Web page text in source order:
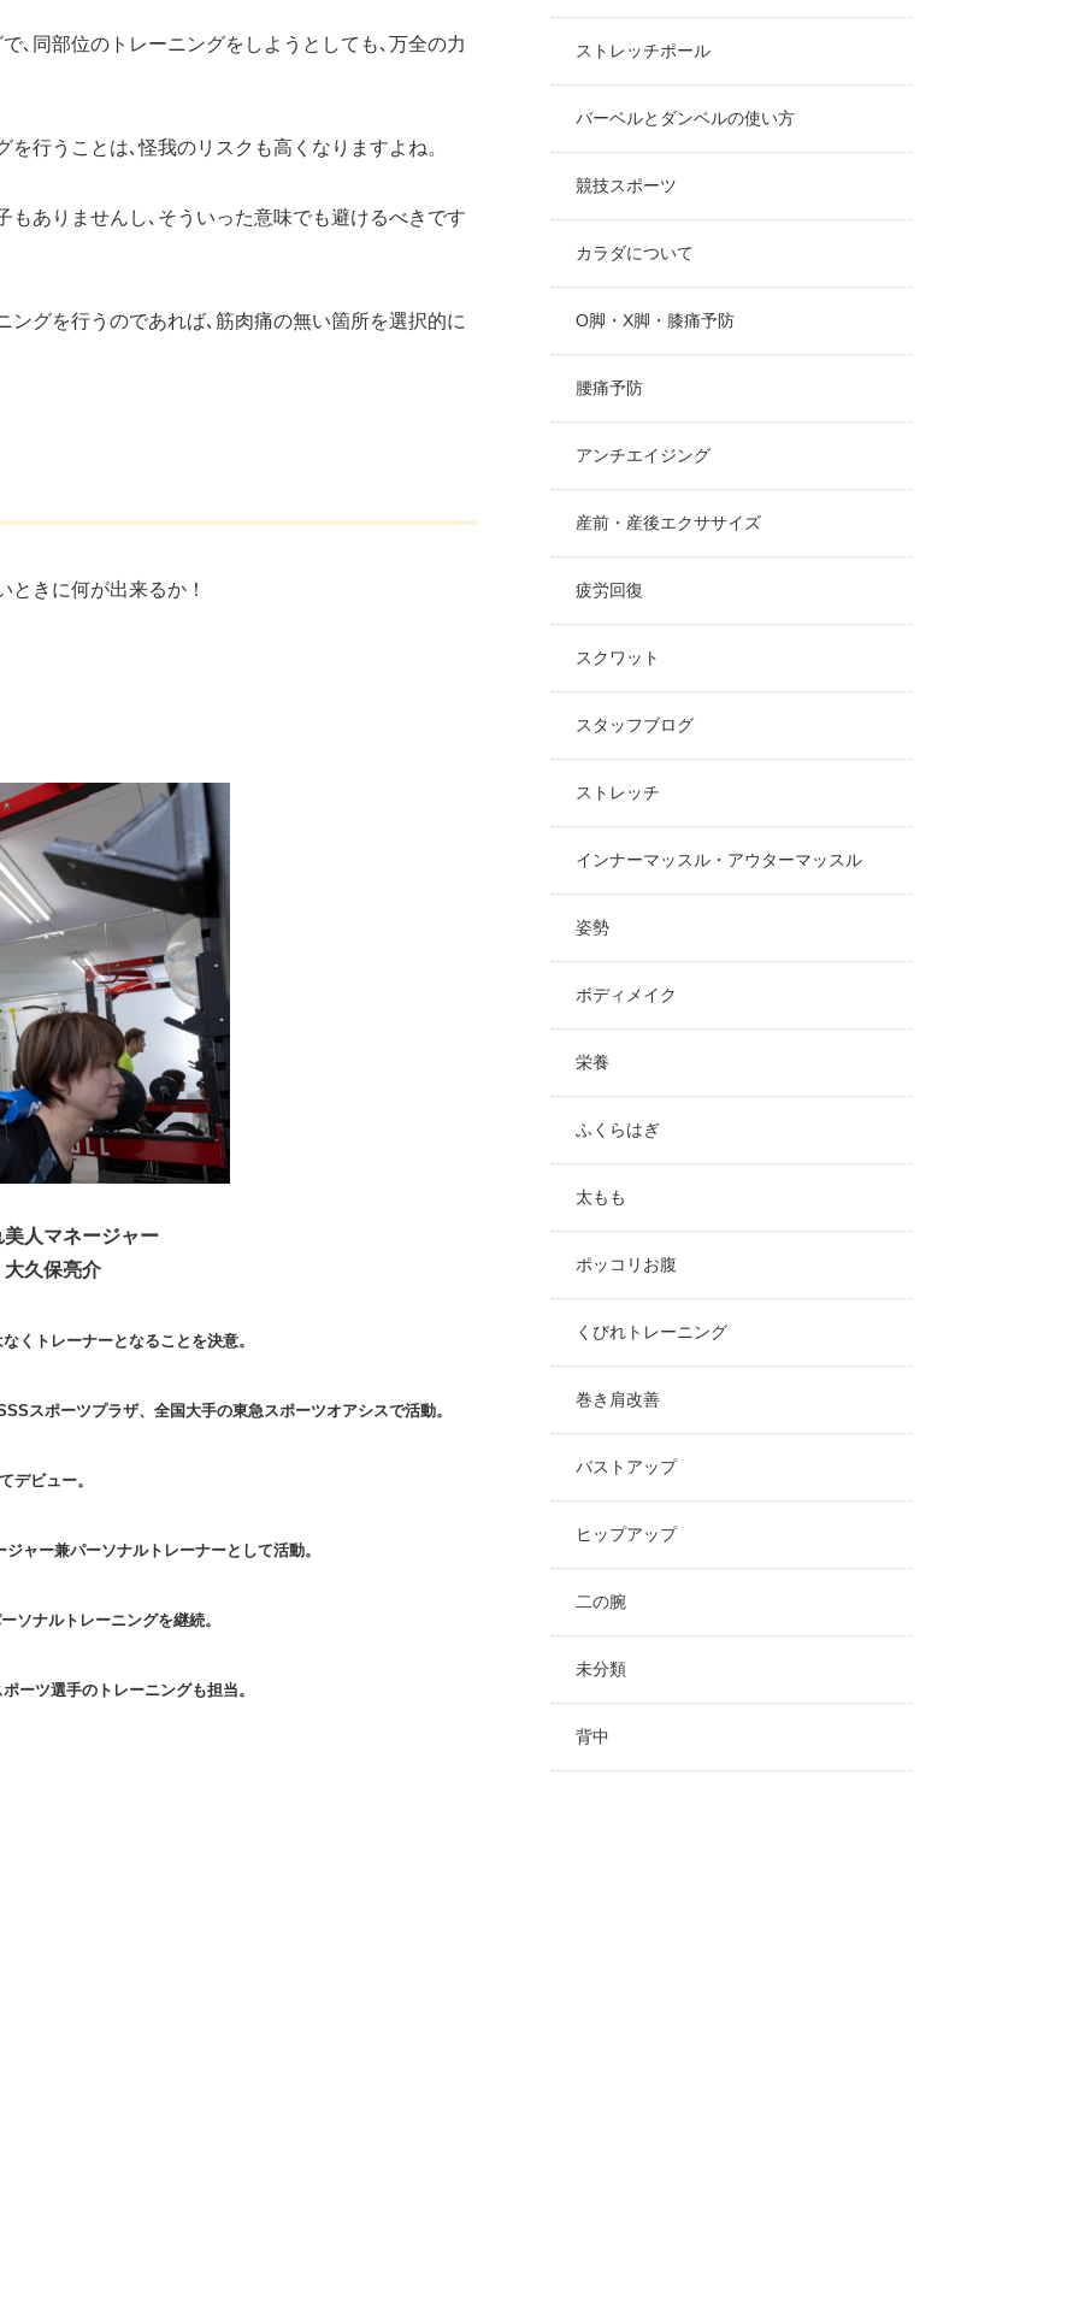
､同部位のトレーニングをしようとしても､万全の力
行うことは､怪我のリスクも高くなりますよね。
ありませんし､そういった意味でも避けるべきです
グを行うのであれば､筋肉痛の無い箇所を選択的に
きに何が出来るか！
人マネージャー
大久保亮介
くトレーナーとなることを決意。
スポーツプラザ、全国大手の東急スポーツオアシスで活動。
デビュー。
ャー兼パーソナルトレーナーとして活動。
ソナルトレーニングを継続。
ーツ選手のトレーニングも担当。
ストレッチポール
バーベルとダンベルの使い方
競技スポーツ
カラダについて
O脚・X脚・膝痛予防
腰痛予防
アンチエイジング
産前・産後エクササイズ
疲労回復
スクワット
スタッフブログ
ストレッチ
インナーマッスル・アウターマッスル
姿勢
ボディメイク
栄養
ふくらはぎ
太もも
ポッコリお腹
くびれトレーニング
巻き肩改善
バストアップ
ヒップアップ
二の腕
未分類
背中